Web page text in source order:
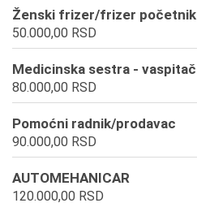
Ženski frizer/frizer početnik
50.000,00 RSD
Medicinska sestra - vaspitač
80.000,00 RSD
Pomoćni radnik/prodavac
90.000,00 RSD
AUTOMEHANICAR
120.000,00 RSD